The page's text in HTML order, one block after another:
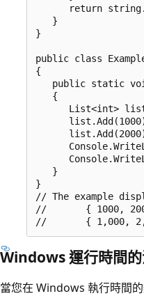
return
   }
}
public class
{
public static
   {
List<int>
   }
}
// The example
//       { 1000,
Windows 運行時間
當您在 Windows 執行時間